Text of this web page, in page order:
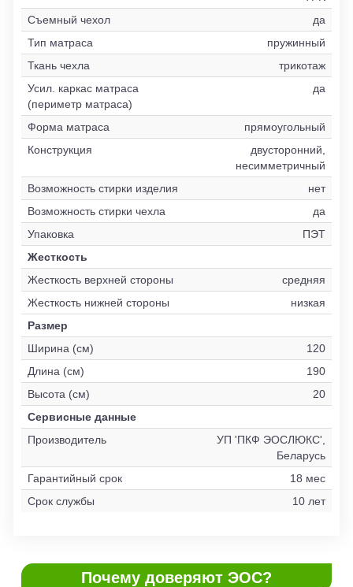
Съемный чехол
да
Тип матраса
пружинный
Ткань чехла
трикотаж
Усил. каркас матраса
(периметр матраса)
да
Форма матраса
прямоугольный
Конструкция
двусторонний,
несимметричный
Возможность стирки изделия
нет
Возможность стирки чехла
да
Упаковка
ПЭТ
Жесткость
Жесткость верхней стороны
средняя
Жесткость нижней стороны
низкая
Размер
Ширина (см)
120
Длина (см)
190
Высота (см)
20
Сервисные данные
Производитель
УП 'ПКФ ЭОСЛЮКС',
Беларусь
Гарантийный срок
18 мес
Срок службы
10 лет
Почему доверяют ЭОС?